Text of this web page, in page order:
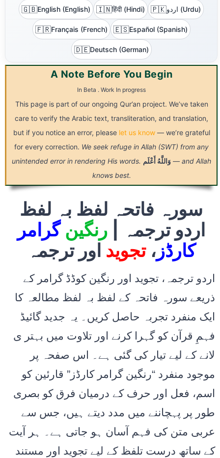
🇬🇧English (English) 🇮🇳हिंदी (Hindi) 🇵🇰 اردو (Urdu)
🇫🇷Français (French) 🇪🇸Español (Spanish)
🇩🇪Deutsch (German)
A Note Before You Begin
In Beta . Work In progress
This page is part of our ongoing Qur’an project. We’ve taken
care to verify the Arabic text, transliteration, and translation,
but if you notice an error, please let us know— we’re grateful
for every correction. We seek refuge in Allah (SWT) from any
unintended error in rendering His words.
وَاللَّهُ أَعْلَم
— and Allah
knows best.
سورہ فاتحہ لفظ بہ لفظ
اردو ترجمہ | رنگین گرامر
کارڈز ،تجوید اور ترجمہ
اردو ترجمہ، تجوید اور رنگین کوڈڈ گرامر کے
ذریعے سورہ فاتحہ کے لفظ بہ لفظ مطالعہ کا
ایک منفرد تجربہ حاصل کریں۔ یہ جدید گائیڈ
فہمِ قرآن کو گہرا کرنے اور تلاوت میں بہتر ی
لانے کے لیے تیار کی گئی ہے۔ اس صفحہ پر
موجود منفرد “رنگین گرامر کارڈز” قارئین کو
اسم، فعل اور حرف کے درمیان فرق کو بصری
طور پر پہچاننے میں مدد دیتے ہیں، جس سے
عربی متن کی فہم آسان ہو جاتی ہے۔ ہر آیت
کے ساتھ درست تلفظ کے لیے تجوید اور مستند